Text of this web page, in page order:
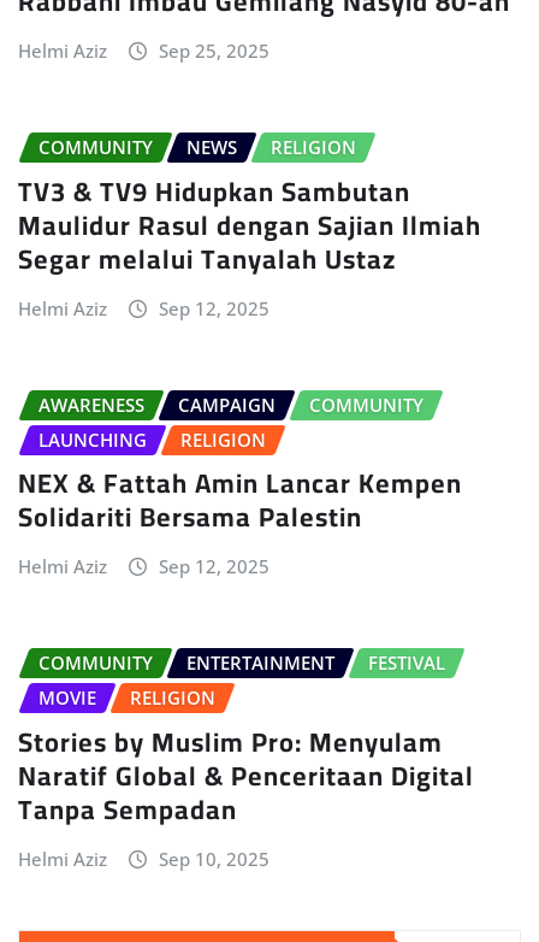
Helmi Aziz Sep 25, 2025
COMMUNITY NEWS RELIGION
TV3 & TV9 Hidupkan Sambutan
Maulidur Rasul dengan Sajian Ilmiah
Segar melalui Tanyalah Ustaz
Helmi Aziz Sep 12, 2025
AWARENESS CAMPAIGN
COMMUNITY
LAUNCHING
RELIGION
NEX & Fattah Amin Lancar Kempen
Solidariti Bersama Palestin
Helmi Aziz Sep 12, 2025
COMMUNITY ENTERTAINMENT
FESTIVAL
MOVIE
RELIGION
Stories by Muslim Pro: Menyulam
Naratif Global & Penceritaan Digital
Tanpa Sempadan
Helmi Aziz Sep 10, 2025